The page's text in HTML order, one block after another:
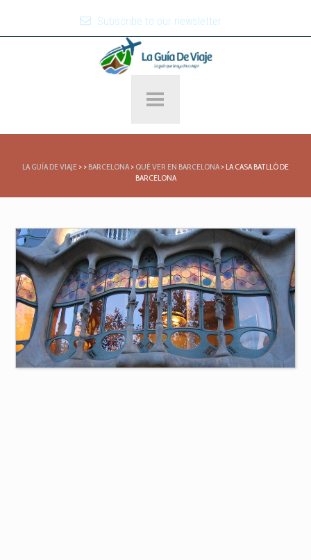
Subscribe to our newsletter
LA GUÍA DE VIAJE > > BARCELONA > QUÉ VER EN BARCELONA > LA CASA BATLLÓ DE
BARCELONA